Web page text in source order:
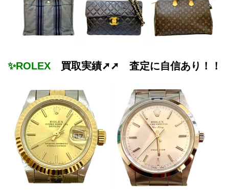
✨ROLEX 買取実績➚➚ 査定に自信あり！！